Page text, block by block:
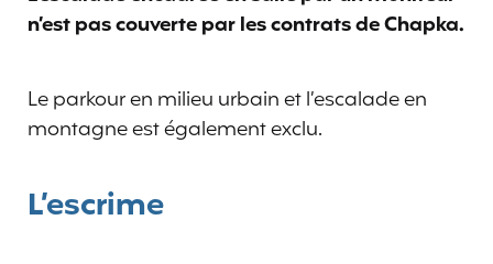
n’est pas couverte par les contrats de Chapka.
Le parkour en milieu urbain et l’escalade en
montagne est également exclu.
L’escrime